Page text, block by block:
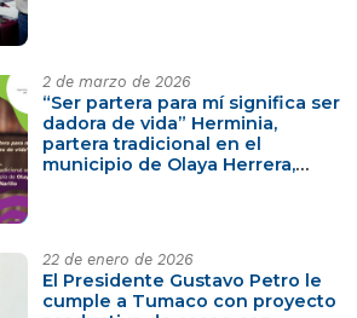
2 de marzo de 2026
“Ser partera para mí significa ser
dadora de vida” Herminia,
partera tradicional en el
municipio de Olaya Herrera,
22 de enero de 2026
El Presidente Gustavo Petro le
cumple a Tumaco con proyecto